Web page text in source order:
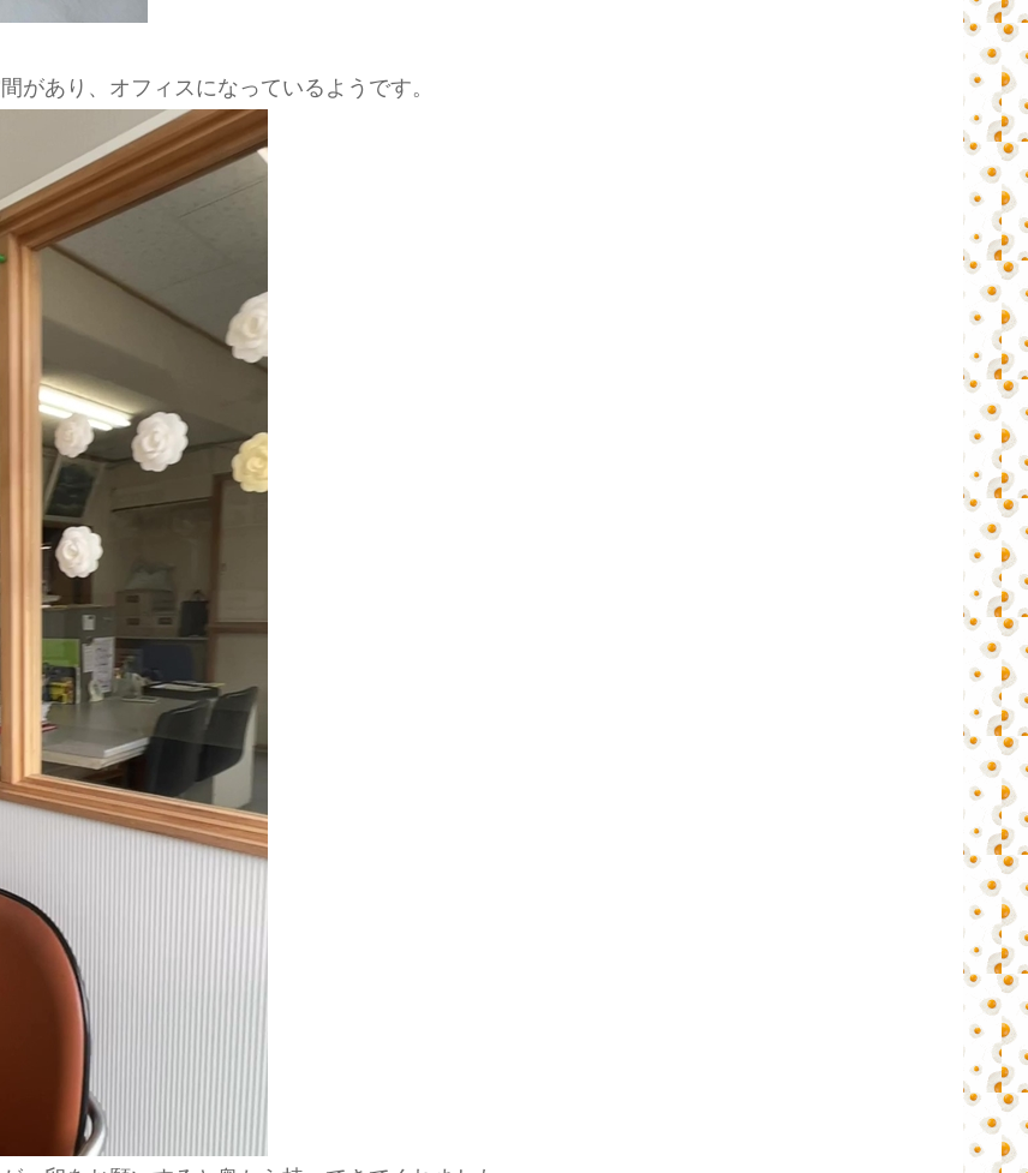
があり、オフィスになっているようです。